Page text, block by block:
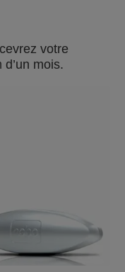
votre
mois.